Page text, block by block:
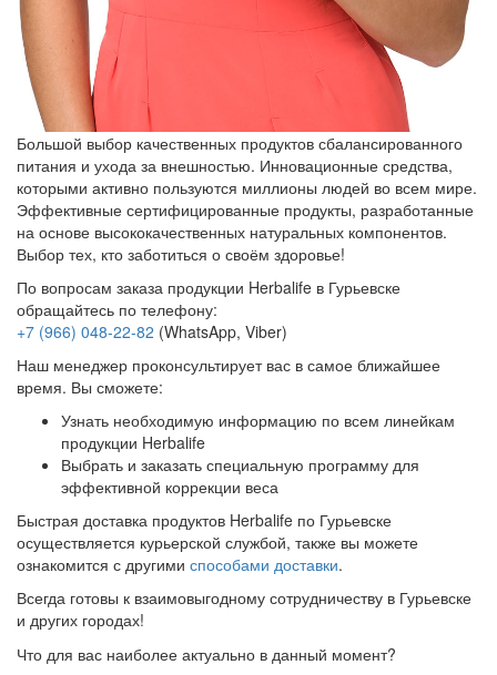
Большой выбор качественных продуктов сбалансированного
питания и ухода за внешностью. Инновационные средства,
которыми активно пользуются миллионы людей во всем мире.
Эффективные сертифицированные продукты, разработанные
на основе высококачественных натуральных компонентов.
Выбор тех, кто заботиться о своём здоровье!
По вопросам заказа продукции Herbalife в Гурьевске
обращайтесь по телефону:
+7 (966) 048-22-82 (WhatsApp, Viber)
Наш менеджер проконсультирует вас в самое ближайшее
время. Вы сможете:
Узнать необходимую информацию по всем линейкам
продукции Herbalife
Выбрать и заказать специальную программу для
эффективной коррекции веса
Быстрая доставка продуктов Herbalife по Гурьевске
осуществляется курьерской службой, также вы можете
ознакомится с другими способами доставки.
Всегда готовы к взаимовыгодному сотрудничеству в Гурьевске
и других городах!
Что для вас наиболее актуально в данный момент?